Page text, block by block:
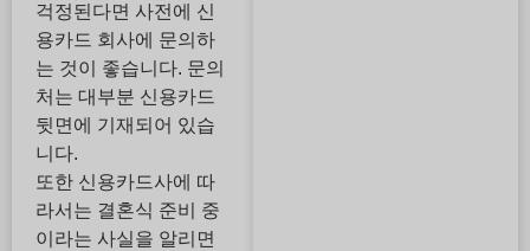
걱정된다면 사전에 신
용카드 회사에 문의하
는 것이 좋습니다. 문의
처는 대부분 신용카드
뒷면에 기재되어 있습
니다.
또한 신용카드사에 따
라서는 결혼식 준비 중
이라는 사실을 알리면